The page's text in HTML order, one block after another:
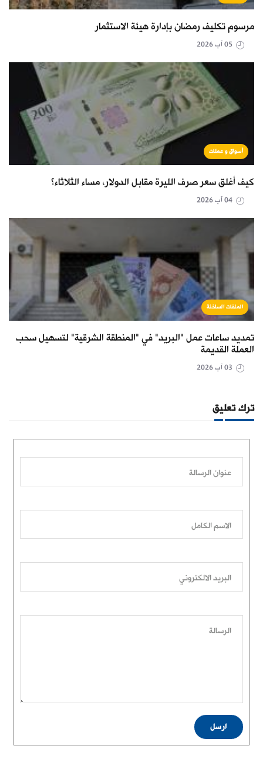
مرسوم تكليف رمضان بإدارة هيئة الاستثمار
أسواق و عملات
كيف أغلق سعر صرف الليرة مقابل الدولار، مساء الثلاثاء؟
الملفات الساخنة
تمديد ساعات عمل "البريد" في "المنطقة الشرقية" لتسهيل سحب
العملة القديمة
ترك تعليق
عنوان الرسالة
الاسم الكامل
البريد الالكتروني
الرسالة
ارسل